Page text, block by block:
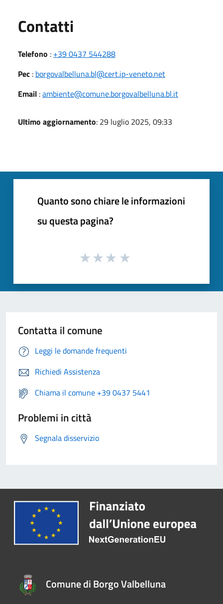
Contatti
Telefono : +39 0437 544288
Pec : borgovalbelluna.bl@cert.ip-veneto.net
Email :ambiente@comune.borgovalbelluna.bl.it
Ultimo aggiornamento: 29 luglio 2025, 09:33
Quanto sono chiare le informazioni
su questa pagina?
Contatta il comune
Leggi le domande frequenti
Richiedi Assistenza
Chiama il comune +39 0437 5441
Problemi in città
Segnala disservizio
Comune di Borgo Valbelluna